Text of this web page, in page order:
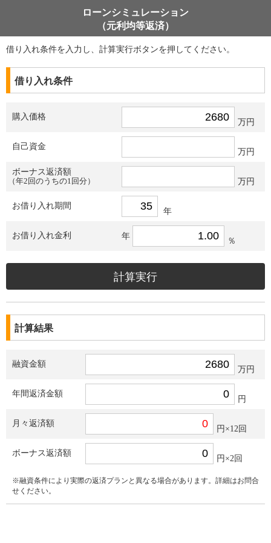
ローンシミュレーション
（元利均等返済）
借り入れ条件を入力し、計算実行ボタンを押してください。
借り入れ条件
購入価格
万円
自己資金
万円
ボーナス返済額
（年2回のうちの1回分）
万円
お借り入れ期間
年
お借り入れ金利 年
％
計算結果
融資金額
万円
年間返済金額
円
月々返済額
円×12回
ボーナス返済額
円×2回
※融資条件により実際の返済プランと異なる場合があります。詳細はお問合
せください。